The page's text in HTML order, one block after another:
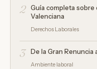
2
Guía completa
Valenciana
Derechos Laborales
3 De la Gran
Ambiente laboral